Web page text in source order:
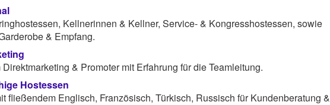
Kellnerinnen & Kellner, Service- & Kongresshostessen, sowie
& Empfang.
& Promoter mit Erfahrung für die Teamleitung.
Hostessen
fließendem Englisch, Französisch, Türkisch, Russisch für Kundenberatung &